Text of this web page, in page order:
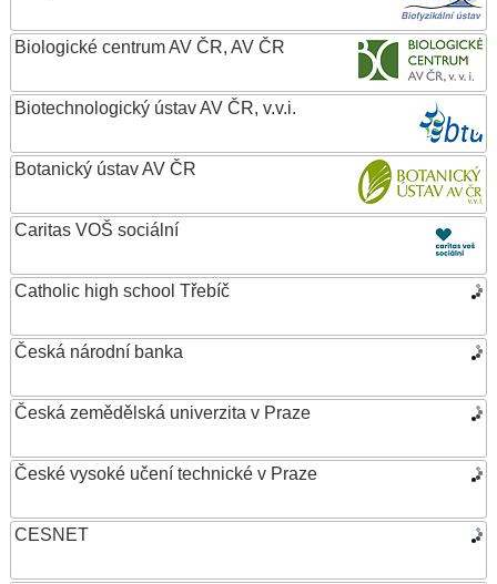
Biologické centrum AV ČR, AV ČR
Biotechnologický ústav AV ČR, v.v.i.
Botanický ústav AV ČR
Caritas VOŠ sociální
Catholic high school Třebíč
Česká národní banka
Česká zemědělská univerzita v Praze
České vysoké učení technické v Praze
CESNET